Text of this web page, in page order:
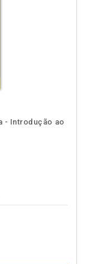
- Introdução ao